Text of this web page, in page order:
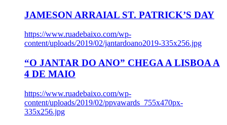
JAMESON ARRAIAL ST. PATRICK’S DAY
https://www.ruadebaixo.com/wp-
content/uploads/2019/02/jantardoano2019-335x256.jpg
“O JANTAR DO ANO” CHEGA A LISBOA A
4 DE MAIO
https://www.ruadebaixo.com/wp-
content/uploads/2019/02/ppvawards_755x470px-
335x256.jpg